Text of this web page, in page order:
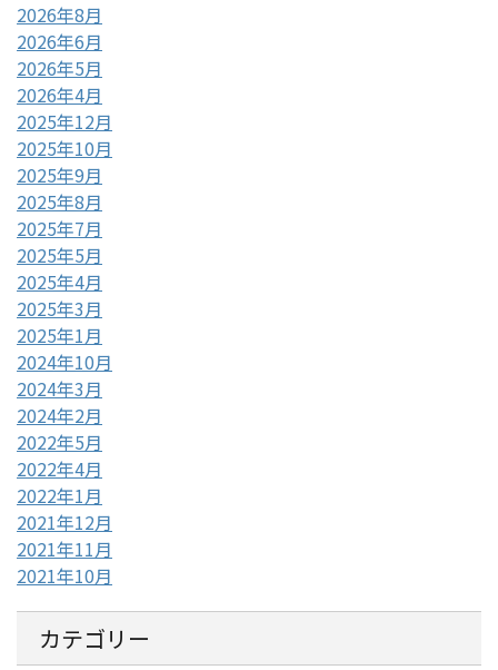
2026年8月
2026年6月
2026年5月
2026年4月
2025年12月
2025年10月
2025年9月
2025年8月
2025年7月
2025年5月
2025年4月
2025年3月
2025年1月
2024年10月
2024年3月
2024年2月
2022年5月
2022年4月
2022年1月
2021年12月
2021年11月
2021年10月
カテゴリー